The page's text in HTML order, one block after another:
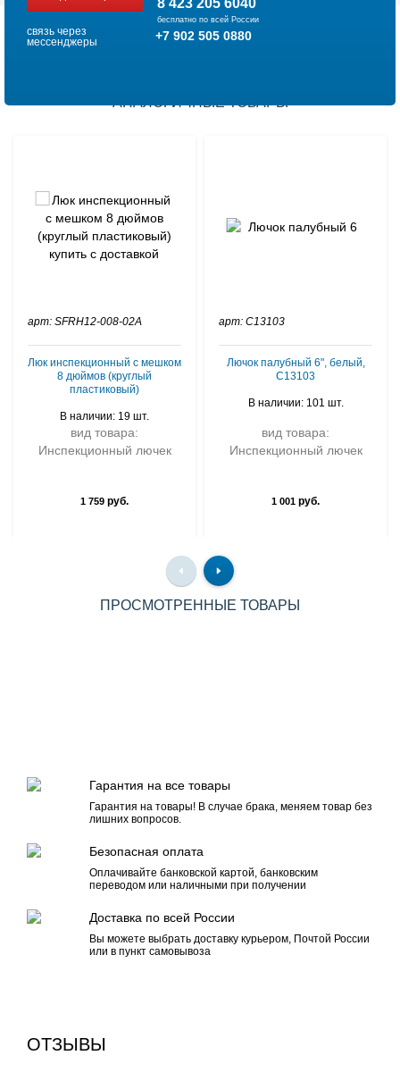
8 423 205 6040
бесплатно по всей России
связь через
мессенджеры
+7 902 505 0880
АНАЛОГИЧНЫЕ ТОВАРЫ
арт: SFRH12-008-02A
Люк инспекционный с мешком
8 дюймов (круглый
пластиковый)
В наличии: 19 шт.
вид товара:
Инспекционный лючек
1 759 руб.
арт: C13103
Лючок палубный 6", белый,
C13103
В наличии: 101 шт.
вид товара:
Инспекционный лючек
1 001 руб.
ПРОСМОТРЕННЫЕ ТОВАРЫ
Гарантия на все товары
Гарантия на товары! В случае брака, меняем товар без
лишних вопросов.
Безопасная оплата
Оплачивайте банковской картой, банковским
переводом или наличными при получении
Доставка по всей России
Вы можете выбрать доставку курьером, Почтой России
или в пункт самовывоза
ОТЗЫВЫ